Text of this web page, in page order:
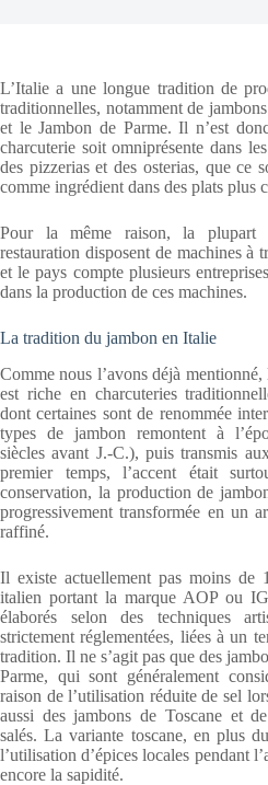
L’Italie a une longue tradition de
traditionnelles, notamment de
et le Jambon de Parme. Il n’est
charcuterie soit omniprésente dans
des pizzerias et des osterias, que ce
comme ingrédient dans des plats plus
Pour la même raison, la plupart
restauration disposent de machines à
et le pays compte plusieurs
dans la production de ces machines.
La tradition du jambon en Italie
Comme nous l’avons déjà mentionné,
est riche en charcuteries
dont certaines sont de renommée
types de jambon remontent à
siècles avant J.-C.), puis transmis
premier temps, l’accent était
conservation, la production de
progressivement transformée en un
raffiné.
Il existe actuellement pas moins de
italien portant la marque AOP ou
élaborés selon des techniques
strictement réglementées, liées à un
tradition. Il ne s’agit pas que des
Parme, qui sont généralement
raison de l’utilisation réduite de sel
aussi des jambons de Toscane et
salés. La variante toscane, en plus
l’utilisation d’épices locales pendant
encore la sapidité.